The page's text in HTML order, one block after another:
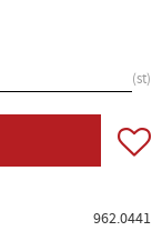
st
962.0441